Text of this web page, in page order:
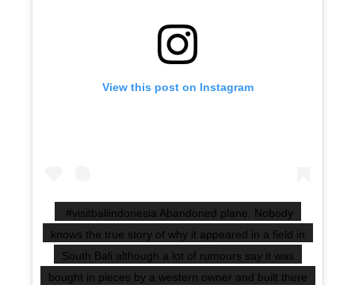
View this post on Instagram
#visitbaliindonesia Abandoned plane. Nobody
knows the true story of why it appeared in a field in
South Bali although a lot of rumours say it was
bought in pieces by a western owner and built there